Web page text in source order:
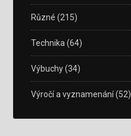
Různé (215)
Technika (64)
Výbuchy(34)
Výročí a vyznamenání(52)